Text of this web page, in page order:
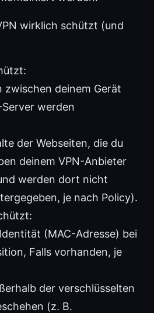
wirklich schützt (und
zwischen deinem Gerät
werden
der Webseiten, die du
deinem VPN-Anbieter
werden dort nicht
je nach Policy).
(MAC-Adresse) bei
Falls vorhanden, je
der verschlüsselten
(z. B.